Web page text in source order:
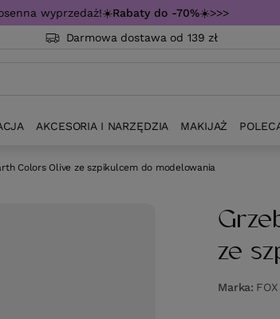
wyprzedaż!☀️Rabaty do -70%☀️>>>
Darmowa dostawa od 139 zł
AKCESORIA I NARZĘDZIA MAKIJAŻ
Colors Olive ze szpikulcem do modelowania
ze
Marka FOX